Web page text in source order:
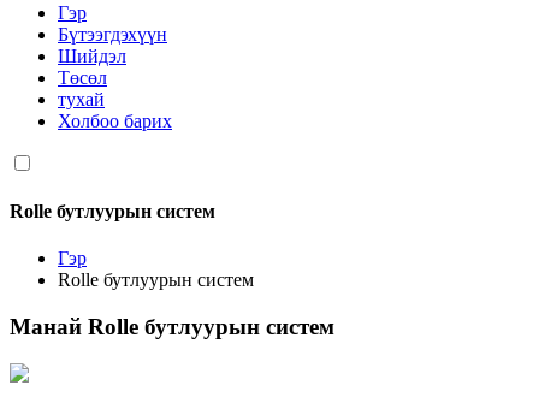
Гэр
Бүтээгдэхүүн
Шийдэл
Төсөл
тухай
Холбоо барих
Rolle бутлуурын систем
Гэр
Rolle бутлуурын систем
Манай Rolle бутлуурын систем